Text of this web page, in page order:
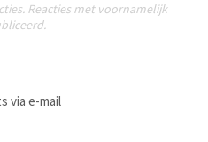
Reacties met voornamelijk
via e-mail